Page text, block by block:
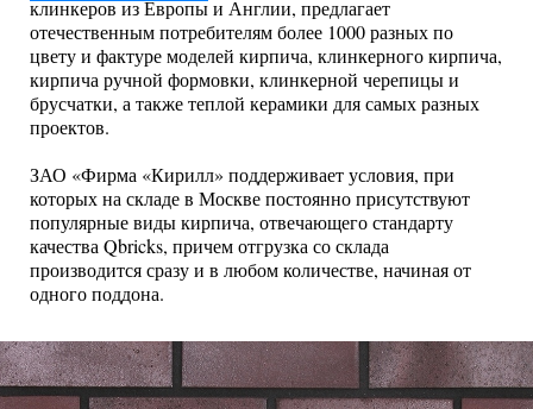
клинкеров из Европы и Англии, предлагает
отечественным потребителям более 1000 разных по
цвету и фактуре моделей кирпича, клинкерного кирпича,
кирпича ручной формовки, клинкерной черепицы и
брусчатки, а также теплой керамики для самых разных
проектов.
ЗАО «Фирма «Кирилл» поддерживает условия, при
которых на складе в Москве постоянно присутствуют
популярные виды кирпича, отвечающего стандарту
качества Qbricks, причем отгрузка со склада
производится сразу и в любом количестве, начиная от
одного поддона.